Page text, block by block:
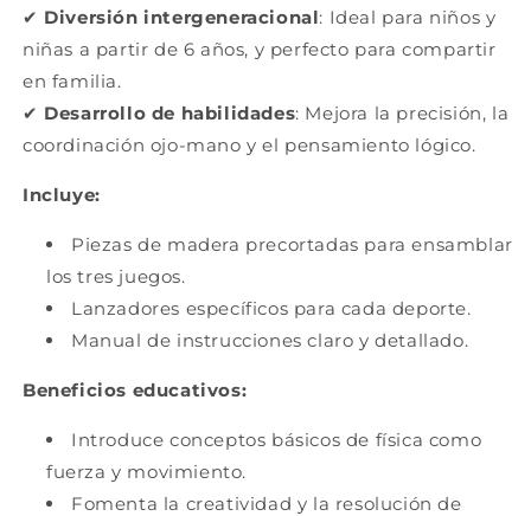
✔ Diversión intergeneracional: Ideal para niños y
niñas a partir de 6 años, y perfecto para compartir
en familia.
✔ Desarrollo de habilidades: Mejora la precisión, la
coordinación ojo-mano y el pensamiento lógico.
Incluye:
Piezas de madera precortadas para ensamblar
los tres juegos.
Lanzadores específicos para cada deporte.
Manual de instrucciones claro y detallado.
Beneficios educativos:
Introduce conceptos básicos de física como
fuerza y movimiento.
Fomenta la creatividad y la resolución de